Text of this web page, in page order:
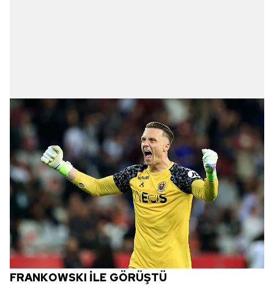
Metnimizi
ziyaret edebilirsiniz.
6698 sayılı Kişisel Verilerin Korunması Kanunu uyarınca
hazırlanmış Aydınlatma Metnimizi okumak ve sitemizde
ilgili mevzuata uygun olarak kullanılan çerezlerle ilgili bilgi
almak için lütfentıklayınız.
FRANKOWSKI İLE GÖRÜŞTÜ